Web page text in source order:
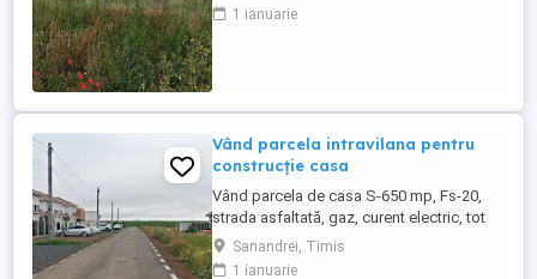
către Carani , pe partea stângă. Avem
două parcele lipite, cine dorește un teren
1 ianuarie
Vând parcela intravilana pentru
construcție casa
Vând parcela de casa S-650 mp, Fs-20,
strada asfaltată, gaz, curent electric, tot
confortul , localitate Sânandrei, la ieșire
către Carani , pe partea stângă. Avem
Sanandrei, Timis
1 ianuarie